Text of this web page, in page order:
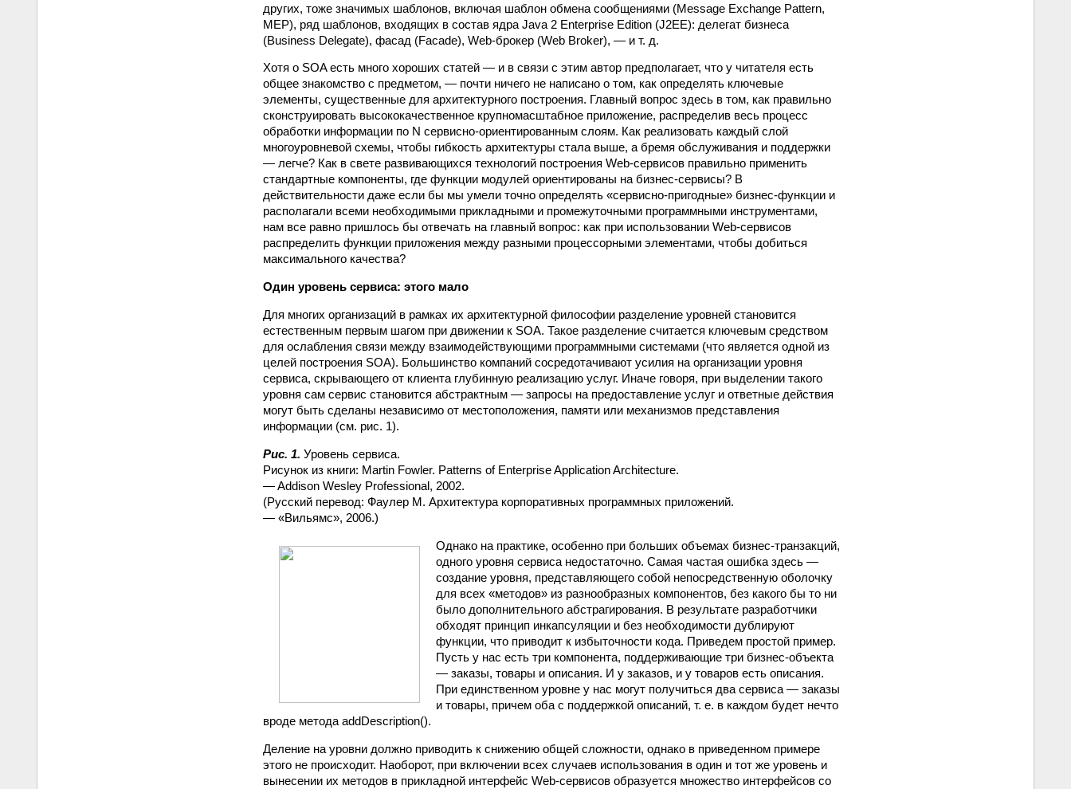
других, тоже значимых шаблонов, включая шаблон обмена сообщениями (Message Exchange Pattern,
MEP), ряд шаблонов, входящих в состав ядра Java 2 Enterprise Edition (J2EE): делегат бизнеса
(Business Delegate), фасад (Facade), Web-брокер (Web Broker), — и т. д.
Хотя о SOA есть много хороших статей — и в связи с этим автор предполагает, что у читателя есть
общее знакомство с предметом, — почти ничего не написано о том, как определять ключевые
элементы, существенные для архитектурного построения. Главный вопрос здесь в том, как правильно
сконструировать высококачественное крупномасштабное приложение, распределив весь процесс
обработки информации по N сервисно-ориентированным слоям. Как реализовать каждый слой
многоуровневой схемы, чтобы гибкость архитектуры стала выше, а бремя обслуживания и поддержки
— легче? Как в свете развивающихся технологий построения Web-сервисов правильно применить
стандартные компоненты, где функции модулей ориентированы на бизнес-сервисы? В
действительности даже если бы мы умели точно определять «сервисно-пригодные» бизнес-функции и
располагали всеми необходимыми прикладными и промежуточными программными инструментами,
нам все равно пришлось бы отвечать на главный вопрос: как при использовании Web-сервисов
распределить функции приложения между разными процессорными элементами, чтобы добиться
максимального качества?
Один уровень сервиса: этого мало
Для многих организаций в рамках их архитектурной философии разделение уровней становится
естественным первым шагом при движении к SOA. Такое разделение считается ключевым средством
для ослабления связи между взаимодействующими программными системами (что является одной из
целей построения SOA). Большинство компаний сосредотачивают усилия на организации уровня
сервиса, скрывающего от клиента глубинную реализацию услуг. Иначе говоря, при выделении такого
уровня сам сервис становится абстрактным — запросы на предоставление услуг и ответные действия
могут быть сделаны независимо от местоположения, памяти или механизмов представления
информации (см. рис. 1).
Рис. 1. Уровень сервиса.
Рисунок из книги: Martin Fowler. Patterns of Enterprise Application Architecture.
— Addison Wesley Professional, 2002.
(Русский перевод: Фаулер М. Архитектура корпоративных программных приложений.
— «Вильямс», 2006.)
Однако на практике, особенно при больших объемах бизнес-транзакций,
одного уровня сервиса недостаточно. Самая частая ошибка здесь —
создание уровня, представляющего собой непосредственную оболочку
для всех «методов» из разнообразных компонентов, без какого бы то ни
было дополнительного абстрагирования. В результате разработчики
обходят принцип инкапсуляции и без необходимости дублируют
функции, что приводит к избыточности кода. Приведем простой пример.
Пусть у нас есть три компонента, поддерживающие три бизнес-объекта
— заказы, товары и описания. И у заказов, и у товаров есть описания.
При единственном уровне у нас могут получиться два сервиса — заказы
и товары, причем оба с поддержкой описаний, т. е. в каждом будет нечто
вроде метода addDescription().
Деление на уровни должно приводить к снижению общей сложности, однако в приведенном примере
этого не происходит. Наоборот, при включении всех случаев использования в один и тот же уровень и
вынесении их методов в прикладной интерфейс Web-сервисов образуется множество интерфейсов со